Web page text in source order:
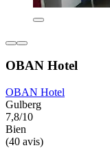
OBAN Hotel
OBAN Hotel
Gulberg
7,8/10
Bien
(40 avis)